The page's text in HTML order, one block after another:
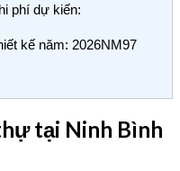
phí dự kiến:
kế năm: 2026NM97
tại Ninh Bình